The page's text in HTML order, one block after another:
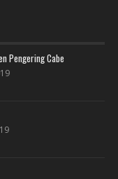
Pengering Cabe